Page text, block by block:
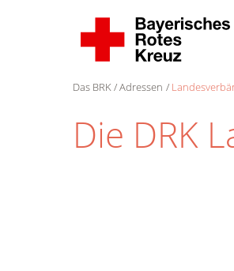
Das BRK Adressen
Die DRK